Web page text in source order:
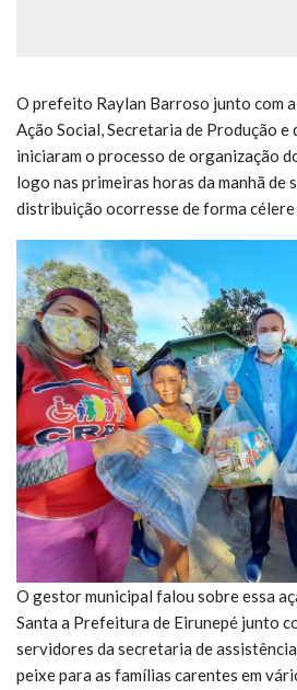
O prefeito Raylan Barroso junto com
Ação Social, Secretaria de Produção e
iniciaram o processo de organização
logo nas primeiras horas da manhã de
distribuição ocorresse de forma célere
O gestor municipal falou sobre essa
Santa a Prefeitura de Eirunepé junto
servidores da secretaria de
peixe para as famílias carentes em